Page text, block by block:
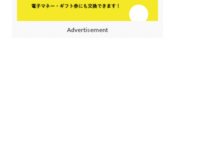
Advertisement